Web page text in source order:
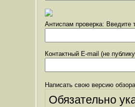
Антиспам проверка: Введите
Контактный E-mail (не
Написать свою версию
Обязательно